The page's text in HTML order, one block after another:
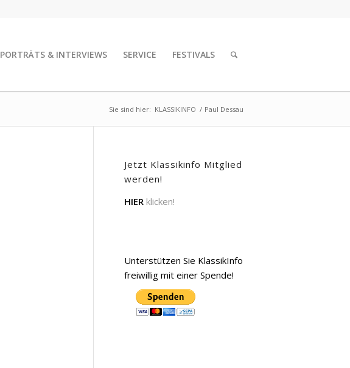
PORTRÄTS & INTERVIEWS SERVICE FESTIVALS
Sie sind hier: KLASSIKINFO / Paul Dessau
Jetzt Klassikinfo Mitglied
werden!
HIER klicken!
Unterstützen Sie KlassikInfo
freiwillig mit einer Spende!